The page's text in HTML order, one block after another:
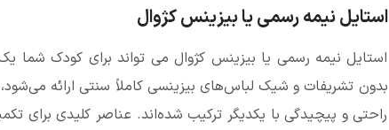
استایل نیمه رسمی یا بیزینس کژوال
استایل نیمه رسمی یا بیزینس کژوال می تواند برای کودک شما
بدون تشریفات و شیک لباس‌های بیزینسی کاملاً سنتی ارائه
راحتی و پیچیدگی با یکدیگر ترکیب شده‌اند. عناصر کلیدی برای